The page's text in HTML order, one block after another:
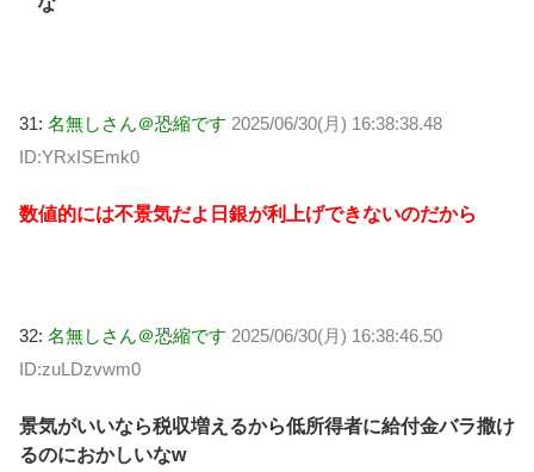
31: 名無しさん＠恐縮です 2025/06/30(月) 16:38:38.48
ID:YRxISEmk0
数値的には不景気だよ日銀が利上げできないのだから
32: 名無しさん＠恐縮です 2025/06/30(月) 16:38:46.50
ID:zuLDzvwm0
景気がいいなら税収増えるから低所得者に給付金バラ撒け
るのにおかしいなw